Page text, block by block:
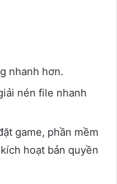
nhanh hơn.
nén file nhanh
game, phần mềm
hoạt bản quyền